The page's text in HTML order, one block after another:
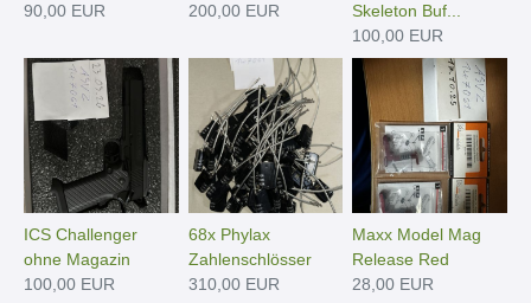
90,00 EUR
200,00 EUR
Skeleton Buf...
100,00 EUR
ICS Challenger
ohne Magazin
100,00 EUR
68x Phylax
Zahlenschlösser
310,00 EUR
Maxx Model Mag
Release Red
28,00 EUR